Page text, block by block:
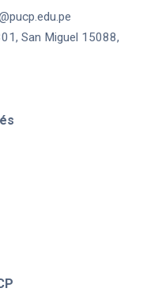
San Miguel 15088,